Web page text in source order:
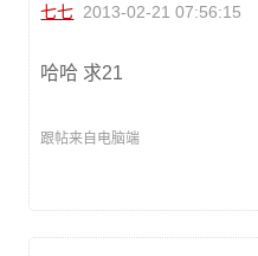
七七 2013-02-21 07:56:15
哈哈 求21
跟帖来自电脑端